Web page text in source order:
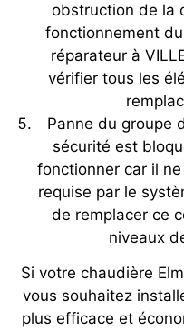
obstruction de la
fonctionnement
réparateur à
vérifier tous les
Panne du groupe
sécurité est
fonctionner car il
requise par le
de remplacer ce
niveaux
Si votre chaudière
vous souhaitez
plus efficace et